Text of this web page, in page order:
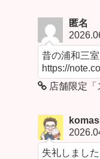
匿名
昔の浦和三
https://
店舗限定「
失礼しまし